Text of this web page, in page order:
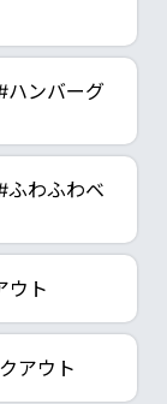
ハンバーグ
ふわふわベ
ウト
アウト